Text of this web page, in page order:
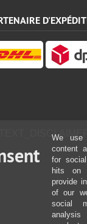
TEXT_DISCLAIMER
We use
content
for
hits on
provide
of our
social
analysis